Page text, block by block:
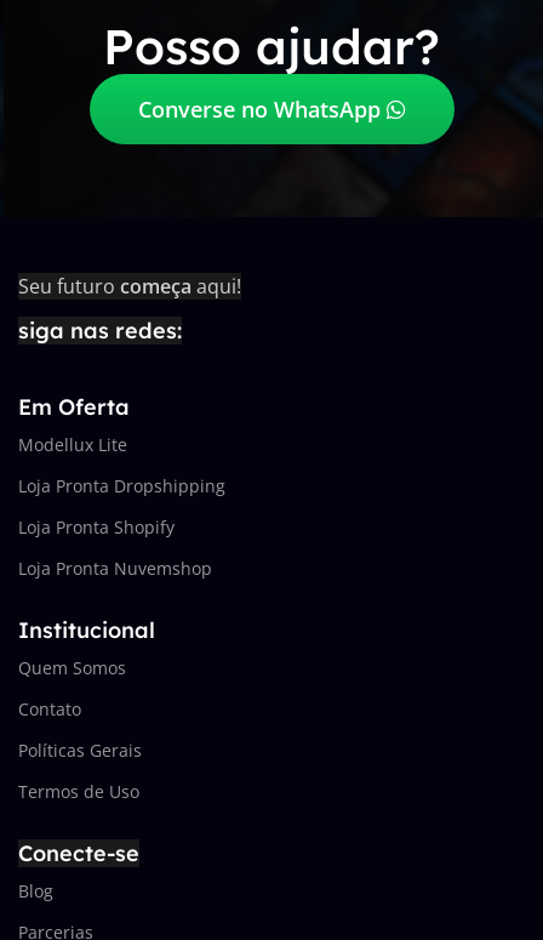
Posso ajudar?
Converse no WhatsApp
Seu futuro começa aqui!
siga nas redes:
Em Oferta
Modellux Lite
Loja Pronta Dropshipping
Loja Pronta Shopify
Loja Pronta Nuvemshop
Institucional
Quem Somos
Contato
Políticas Gerais
Termos de Uso
Conecte-se
Blog
Parcerias